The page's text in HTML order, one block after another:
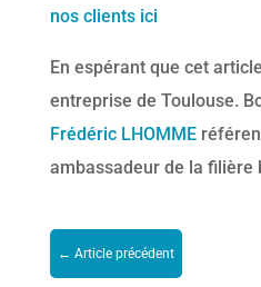
nos clients ici
En espérant que cet
entreprise de Toulouse.
Frédéric LHOMME
ambassadeur de la filière
← Article précédent